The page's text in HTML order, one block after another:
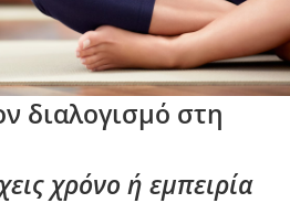
διαλογισμό στη
χρόνο ή εμπειρία